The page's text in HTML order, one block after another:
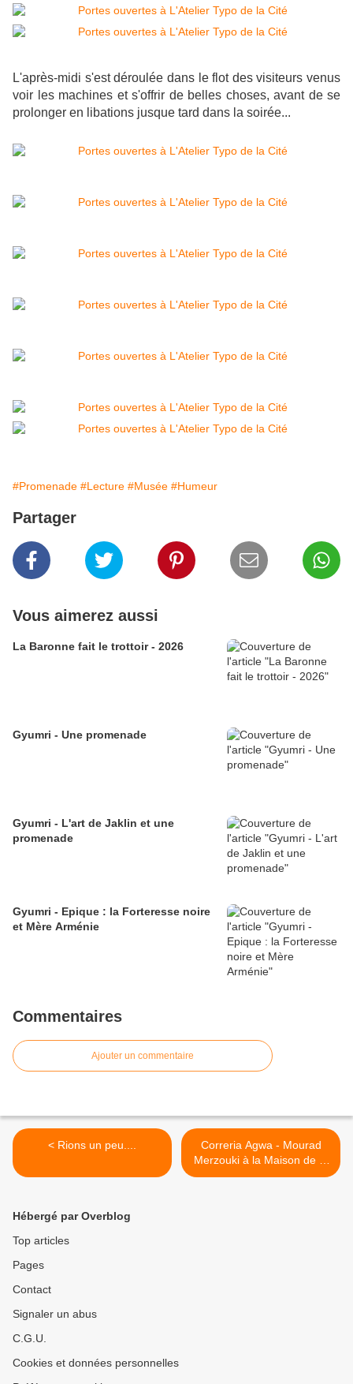
L'après-midi s'est déroulée dans le flot des visiteurs venus
voir les machines et s'offrir de belles choses, avant de se
prolonger en libations jusque tard dans la soirée...
#Promenade #Lecture #Musée #Humeur
Partager
Vous aimerez aussi
La Baronne fait le trottoir - 2026
Gyumri - Une promenade
Gyumri - L'art de Jaklin et une
promenade
Gyumri - Epique : la Forteresse noire
et Mère Arménie
Commentaires
Ajouter un commentaire
< Rions un peu....
Correria Agwa - Mourad
Merzouki à la Maison de la
Danse de Lyon >
Hébergé par Overblog
Top articles
Pages
Contact
Signaler un abus
C.G.U.
Cookies et données personnelles